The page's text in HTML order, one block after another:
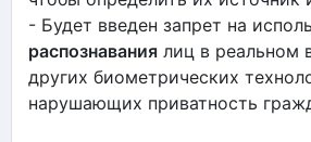
- Будет введен запрет на
распознавания лиц в реальном
других биометрических
нарушающих приватность